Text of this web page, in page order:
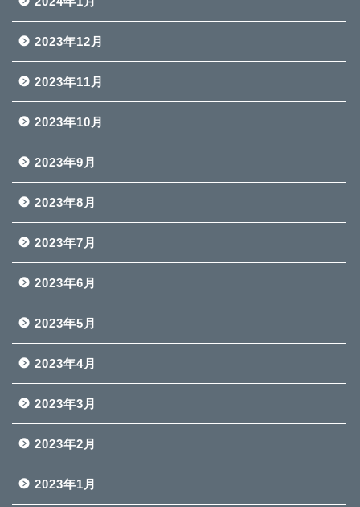
2023年12月
2023年11月
2023年10月
2023年9月
2023年8月
2023年7月
2023年6月
2023年5月
2023年4月
2023年3月
2023年2月
2023年1月